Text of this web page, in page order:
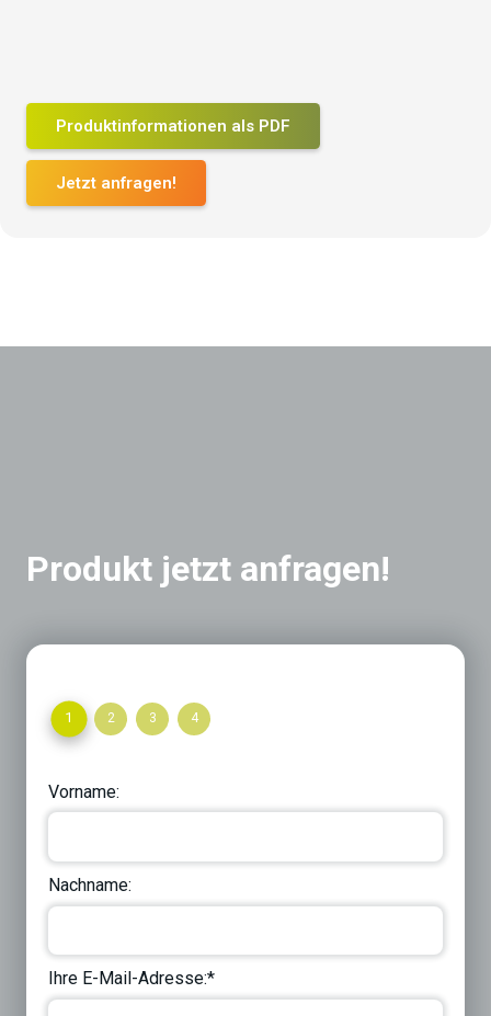
Produktinformationen als PDF
Jetzt anfragen!
Produkt jetzt anfragen!
1 2 3 4
Vorname:
Nachname:
Ihre E-Mail-Adresse:*